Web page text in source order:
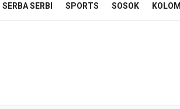
SERBA SERBI SPORTS SOSOK KOLOM